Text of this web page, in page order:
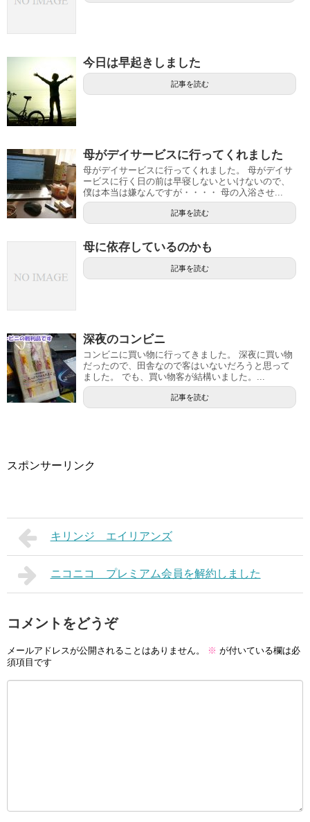
今日は早起きしました
記事を読む
母がデイサービスに行ってくれました
母がデイサービスに行ってくれました。 母がデイサ
ービスに行く日の前は早寝しないといけないので、
僕は本当は嫌なんですが・・・・ 母の入浴させ...
記事を読む
母に依存しているのかも
記事を読む
深夜のコンビニ
コンビニに買い物に行ってきました。 深夜に買い物
だったので、田舎なので客はいないだろうと思って
ました。 でも、買い物客が結構いました。...
記事を読む
スポンサーリンク
キリンジ エイリアンズ
ニコニコ プレミアム会員を解約しました
コメントをどうぞ
メールアドレスが公開されることはありません。 ※ が付いている欄は必
須項目です